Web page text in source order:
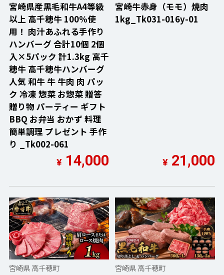
宮崎県産黒毛和牛A4等級
以上 高千穂牛 100％使
用！ 肉汁あふれる手作り
ハンバーグ 合計10個 2個
入×5パック 計1.3kg 高千
穂牛 高千穂牛ハンバーグ
人気 和牛 牛 牛肉 肉 パッ
ク 冷凍 惣菜 お惣菜 贈答
贈り物 パーティー ギフト
BBQ お弁当 おかず 料理
簡単調理 プレゼント 手作
り _Tk002-061
¥14,000
宮崎牛赤身（モモ）焼肉
1kg_Tk031-016y-01
¥21,000
宮崎県 高千穂町 宮崎県 高千穂町